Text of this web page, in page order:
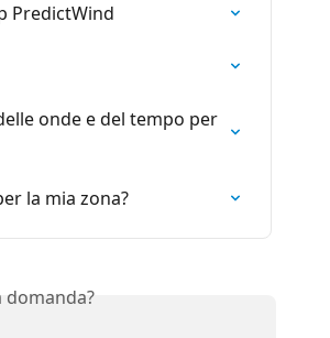
PredictWind
onde e del tempo per
la mia zona?
domanda?